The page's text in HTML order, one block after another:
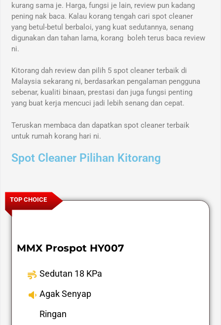
kurang sama je. Harga, fungsi je lain, review pun kadang
pening nak baca. Kalau korang tengah cari spot cleaner
yang betul-betul berbaloi, yang kuat sedutannya, senang
digunakan dan tahan lama, korang boleh terus baca review
ni.
Kitorang dah review dan pilih 5 spot cleaner terbaik di
Malaysia sekarang ni, berdasarkan pengalaman pengguna
sebenar, kualiti binaan, prestasi dan juga fungsi penting
yang buat kerja mencuci jadi lebih senang dan cepat.
Teruskan membaca dan dapatkan spot cleaner terbaik
untuk rumah korang hari ni.
Spot Cleaner Pilihan Kitorang
TOP CHOICE
MMX Prospot HY007
Sedutan 18 KPa
Agak Senyap
Ringan